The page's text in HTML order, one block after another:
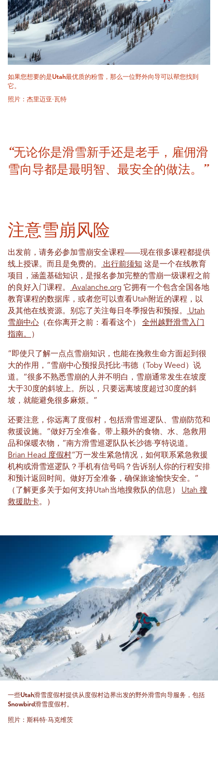
如果您想要的是Utah最优质的粉雪，那么一位野外向导可以帮您找到
它。
照片：杰里迈亚·瓦特
“无论你是滑雪新手还是老手，雇佣滑
雪向导都是最明智、最安全的做法。”
注意雪崩风险
出发前，请务必参加雪崩安全课程——现在很多课程都提供
线上授课。而且是免费的。
出行前须知 这是一个在线教育
项目，涵盖基础知识，是报名参加完整的雪崩一级课程之前
的良好入门课程。
Avalanche.org 它拥有一个包含全国各地
教育课程的数据库，或者您可以查看Utah附近的课程，以
及其他在线资源。别忘了关注每日冬季报告和预报。
Utah
雪崩中心 （在你离开之前：看看这个） 全州越野滑雪入门
指南。
）
“即使只了解一点点雪崩知识，也能在挽救生命方面起到很
大的作用，”雪崩中心预报员托比·韦德（Toby Weed）说
道。“很多不熟悉雪崩的人并不明白，雪崩通常发生在坡度
大于30度的斜坡上。所以，只要远离坡度超过30度的斜
坡，就能避免很多麻烦。”
还要注意，你远离了度假村，包括滑雪巡逻队、雪崩防范和
救援设施。“做好万全准备。带上额外的食物、水、急救用
品和保暖衣物，”南方滑雪巡逻队队长沙德·亨特说道。
Brian Head 度假村“万一发生紧急情况，如何联系紧急救援
机构或滑雪巡逻队？手机有信号吗？告诉别人你的行程安排
和预计返回时间。做好万全准备，确保旅途愉快安全。”
（了解更多关于如何支持Utah当地搜救队的信息） Utah 搜
救援助卡。）
一些Utah滑雪度假村提供从度假村边界出发的野外滑雪向导服务，包括
Snowbird滑雪度假村。
照片：斯科特·马克维茨